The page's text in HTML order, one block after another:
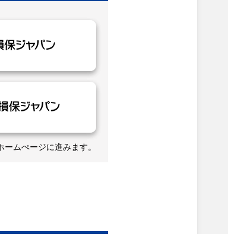
ムぺージに進みます。